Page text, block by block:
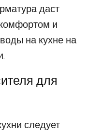
даст
и
на кухне на
для
следует